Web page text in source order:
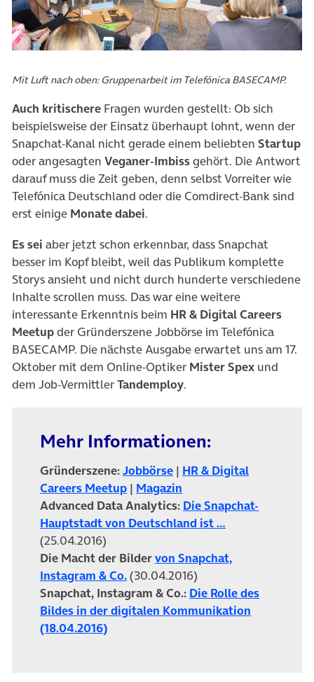
Mit Luft nach oben: Gruppenarbeit im Telefónica BASECAMP.
Auch kritischere Fragen wurden gestellt: Ob sich
beispielsweise der Einsatz überhaupt lohnt, wenn der
Snapchat-Kanal nicht gerade einem beliebten Startup
oder angesagten Veganer-Imbissgehört. Die Antwort
darauf muss die Zeit geben, denn selbst Vorreiter wie
Telefónica Deutschland oder die Comdirect-Bank sind
erst einige Monate dabei.
Es sei aber jetzt schon erkennbar, dass Snapchat
besser im Kopf bleibt, weil das Publikum komplette
Storys ansieht und nicht durch hunderte verschiedene
Inhalte scrollen muss. Das war eine weitere
interessante Erkenntnis beim HR & Digital Careers
Meetupder Gründerszene Jobbörse im Telefónica
BASECAMP. Die nächste Ausgabe erwartet uns am 17.
Oktober mit dem Online-Optiker Mister Spex und
dem Job-VermittlerTandemploy.
Mehr Informationen:
Gründerszene:Jobbörse(öffnet in neuem Tab)
| HR & Digital
Careers Meetup(öffnet in neuem Tab)
| Magazin
Advanced Data Analytics: Die Snapchat-
Hauptstadt von Deutschland ist …
(25.04.2016)
Die Macht der Bildervon Snapchat,
Instagram & Co.(öffnet in neuem Tab)
(30.04.2016)
Snapchat, Instagram & Co.: Die Rolle des
Bildes in der digitalen Kommunikation
(18.04.2016)(öffnet in neuem Tab)